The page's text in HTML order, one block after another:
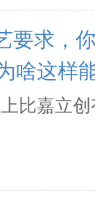
要求，
啥这样
比嘉立